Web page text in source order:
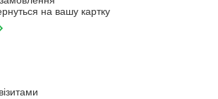
на вашу картку